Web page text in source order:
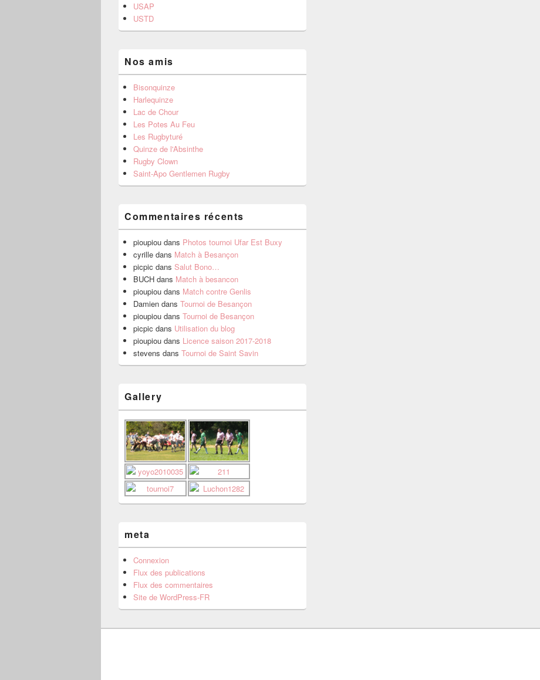
USAP
USTD
Nos amis
Bisonquinze
Harlequinze
Lac de Chour
Les Potes Au Feu
Les Rugbyturé
Quinze de l'Absinthe
Rugby Clown
Saint-Apo Gentlemen Rugby
Commentaires récents
pioupiou dans Photos tournoi Ufar Est Buxy
cyrille dans Match à Besançon
picpic dans Salut Bono…
BUCH dans Match à besancon
pioupiou dans Match contre Genlis
Damien dans Tournoi de Besançon
pioupiou dans Tournoi de Besançon
picpic dans Utilisation du blog
pioupiou dans Licence saison 2017-2018
stevens dans Tournoi de Saint Savin
Gallery
meta
Connexion
Flux des publications
Flux des commentaires
Site de WordPress-FR